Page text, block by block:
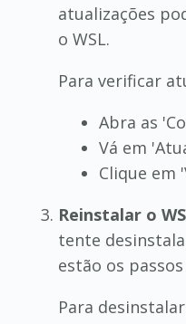
atualizações
o WSL.
Para verificar
Abra as
Vá em
Clique em
Reinstalar o
tente
estão os
Para